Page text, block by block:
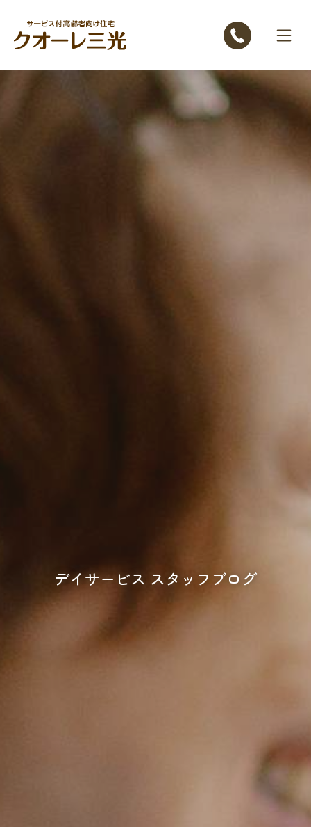
デイサービス スタッフブログ